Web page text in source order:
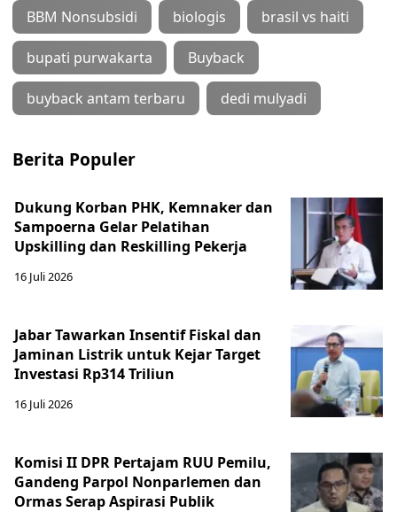
BBM Nonsubsidi biologis brasil vs haiti
bupati purwakarta Buyback
buyback antam terbaru dedi mulyadi
Berita Populer
Dukung Korban PHK, Kemnaker dan
Sampoerna Gelar Pelatihan
Upskilling dan Reskilling Pekerja
16 Juli 2026
Jabar Tawarkan Insentif Fiskal dan
Jaminan Listrik untuk Kejar Target
Investasi Rp314 Triliun
16 Juli 2026
Komisi II DPR Pertajam RUU Pemilu,
Gandeng Parpol Nonparlemen dan
Ormas Serap Aspirasi Publik